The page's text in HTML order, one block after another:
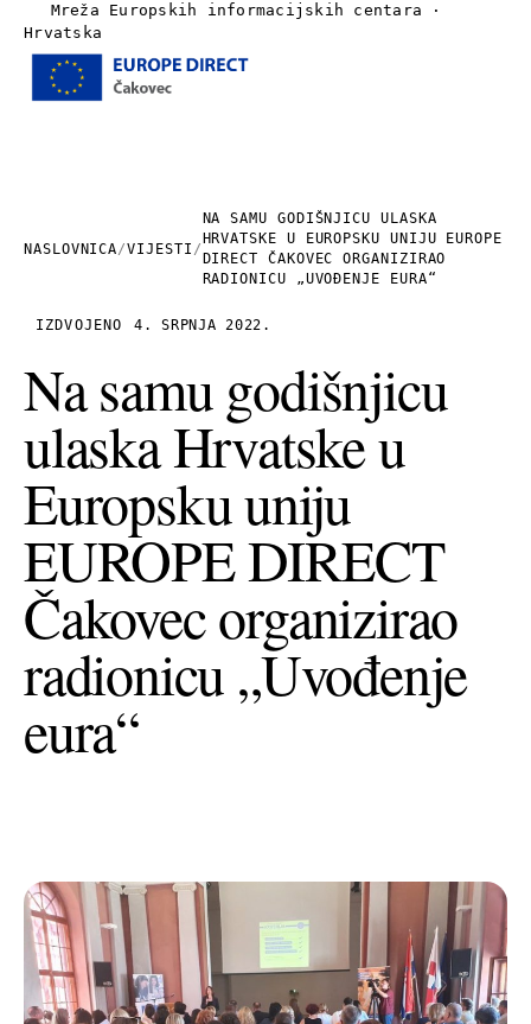
Mreža Europskih informacijskih centara ·
Hrvatska
Linkovi
Kontakt
+385 (0)40 374 016 info@europedirect-cakovec.eu
NASLOVNICA/VIJESTI /
NA SAMU GODIŠNJICU ULASKA
HRVATSKE U EUROPSKU UNIJU EUROPE
DIRECT ČAKOVEC ORGANIZIRAO
RADIONICU „UVOĐENJE EURA“
IZDVOJENO 4. SRPNJA 2022.
Na samu godišnjicu
ulaska Hrvatske u
Europsku uniju
EUROPE DIRECT
Čakovec organizirao
radionicu „Uvođenje
eura“